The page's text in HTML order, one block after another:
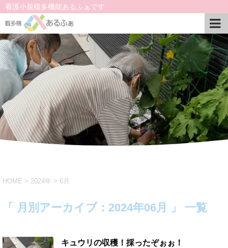
看護小規模多機能あるふぁです
HOME > 2024年 > 6月
「 月別アーカイブ：2024年06月 」 一覧
キュウリの収穫！採ったぞぉぉ！